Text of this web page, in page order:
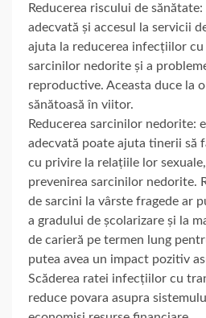
Reducerea riscului de
adecvată și accesul la servicii
ajuta la reducerea infecțiilor cu
sarcinilor nedorite și a
reproductive. Aceasta duce la
sănătoasă în viitor.
Reducerea sarcinilor nedorite:
adecvată poate ajuta tinerii să
cu privire la relațiile lor
prevenirea sarcinilor nedorite.
de sarcini la vârste fragede ar
a gradului de școlarizare și la
de carieră pe termen lung
putea avea un impact pozitiv
Scăderea ratei infecțiilor cu
reduce povara asupra